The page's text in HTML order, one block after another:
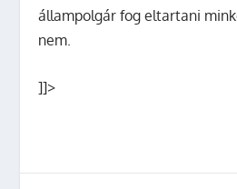
állampolgár fog eltartani
nem.
]]>